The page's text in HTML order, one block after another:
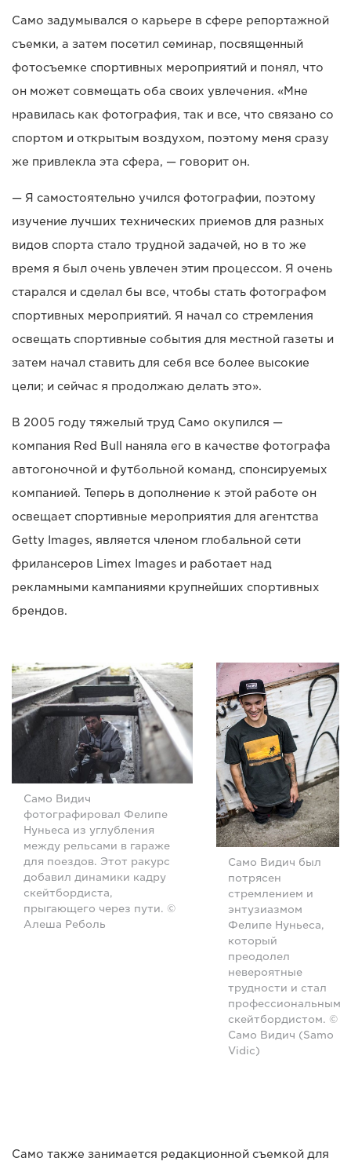
Само задумывался о карьере в сфере репортажной
съемки, а затем посетил семинар, посвященный
фотосъемке спортивных мероприятий и понял, что
он может совмещать оба своих увлечения. «Мне
нравилась как фотография, так и все, что связано со
спортом и открытым воздухом, поэтому меня сразу
же привлекла эта сфера, — говорит он.
— Я самостоятельно учился фотографии, поэтому
изучение лучших технических приемов для разных
видов спорта стало трудной задачей, но в то же
время я был очень увлечен этим процессом. Я очень
старался и сделал бы все, чтобы стать фотографом
спортивных мероприятий. Я начал со стремления
освещать спортивные события для местной газеты и
затем начал ставить для себя все более высокие
цели; и сейчас я продолжаю делать это».
В 2005 году тяжелый труд Само окупился —
компания Red Bull наняла его в качестве фотографа
автогоночной и футбольной команд, спонсируемых
компанией. Теперь в дополнение к этой работе он
освещает спортивные мероприятия для агентства
Getty Images, является членом глобальной сети
фрилансеров Limex Images и работает над
рекламными кампаниями крупнейших спортивных
брендов.
Само Видич
фотографировал Фелипе
Нуньеса из углубления
между рельсами в гараже
для поездов. Этот ракурс
добавил динамики кадру
скейтбордиста,
прыгающего через пути. ©
Алеша Реболь
Само Видич был
потрясен
стремлением и
энтузиазмом
Фелипе Нуньеса,
который
преодолел
невероятные
трудности и стал
профессиональным
скейтбордистом. ©
Само Видич (Samo
Vidic)
Само также занимается редакционной съемкой для